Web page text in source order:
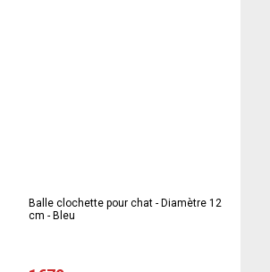
Balle clochette pour chat - Diamètre 12
cm - Bleu